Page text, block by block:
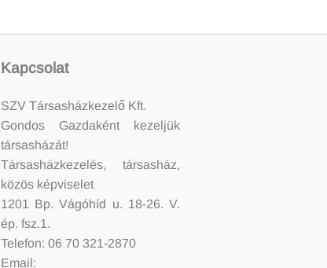
Kapcsolat
SZV Társasházkezelő Kft.
Gondos Gazdaként kezeljük
társasházát!
Társasházkezelés, társasház,
közös képviselet
1201 Bp. Vágóhíd u. 18-26. V.
ép. fsz.1.
Telefon: 06 70 321-2870
Email: